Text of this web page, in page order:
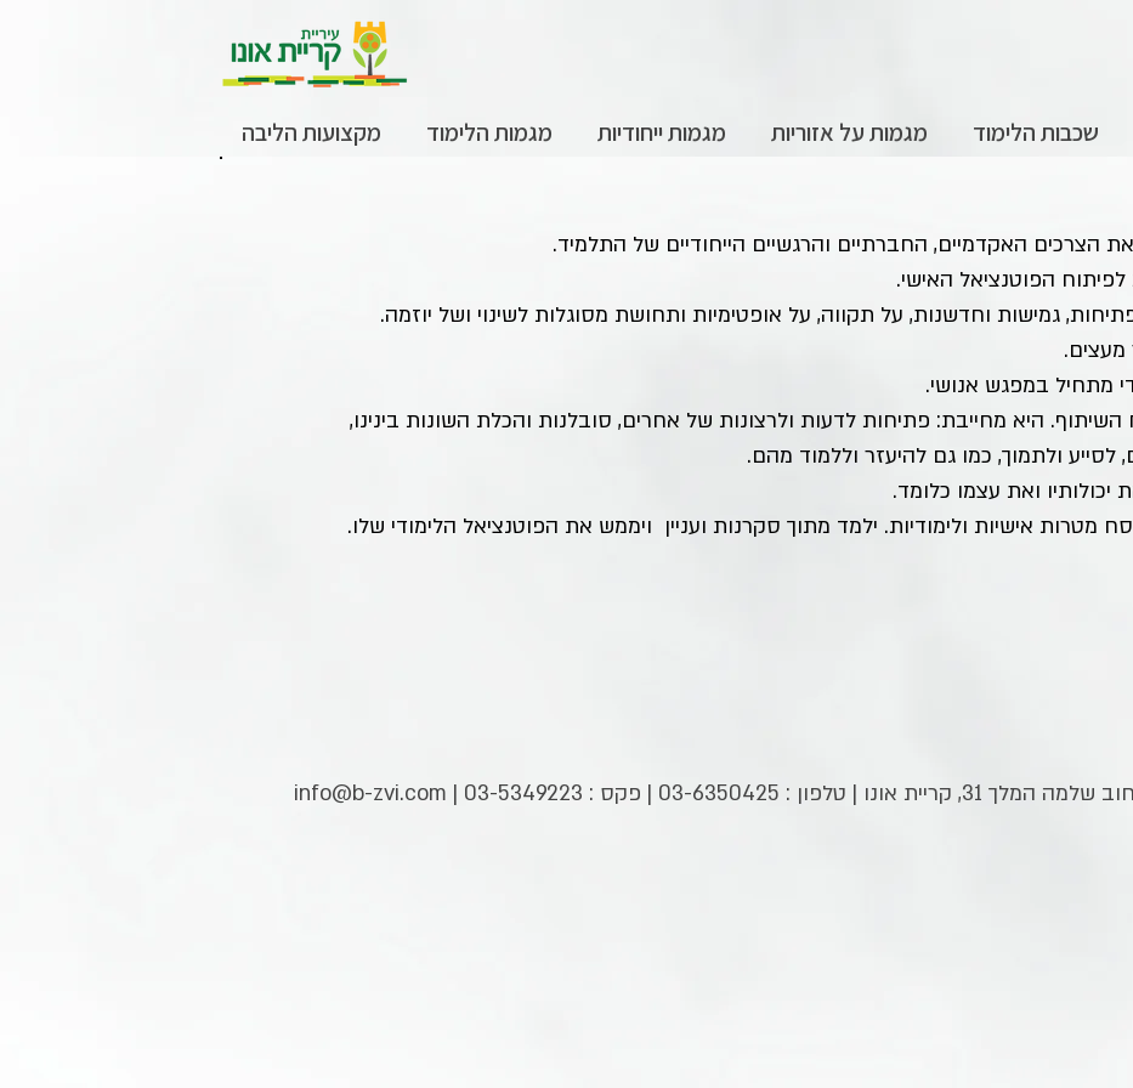
שכבות הלימוד מגמות על אזוריות מגמות ייחודיות מגמות הלימוד מקצועות הליבה
הצרכים האקדמיים, החברתיים והרגשיים הייחודיים של התלמיד.
הפוטנציאל האישי.
גמישות וחדשנות, על תקווה, על אופטימיות ותחושת מסוגלות לשינוי ושל יוזמה.
מעצים.
מתחיל במפגש אנושי.
היא מחייבת: פתיחות לדעות ולרצונות של אחרים, סובלנות והכלת השונות בינינו,
ולתמוך, כמו גם להיעזר וללמוד מהם.
ואת עצמו כלומד.
מטרות אישיות ולימודיות. ילמד מתוך סקרנות ועניין ויממש את הפוטנציאל הלימודי שלו.
: 03-6350425 | פקס : 03-5349223 | info@b-zvi.com